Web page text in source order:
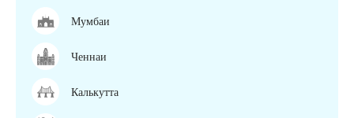
Мумбаи
Ченнаи
Калькутта